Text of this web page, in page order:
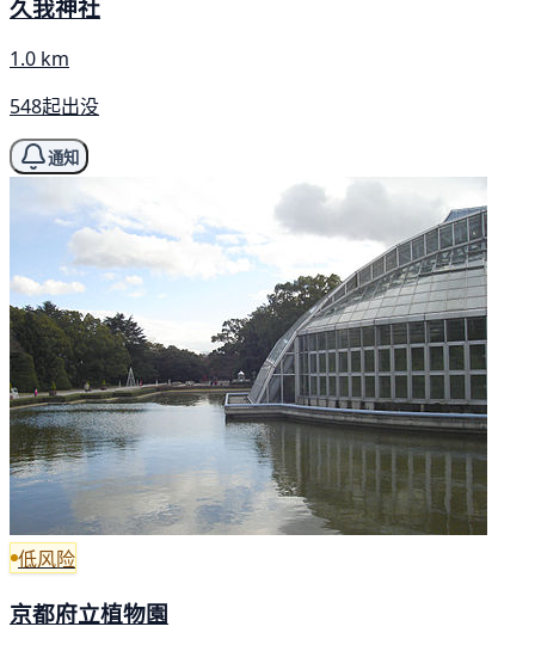
久我神社
1.0 km
548起出没
通知
低风险
京都府立植物園